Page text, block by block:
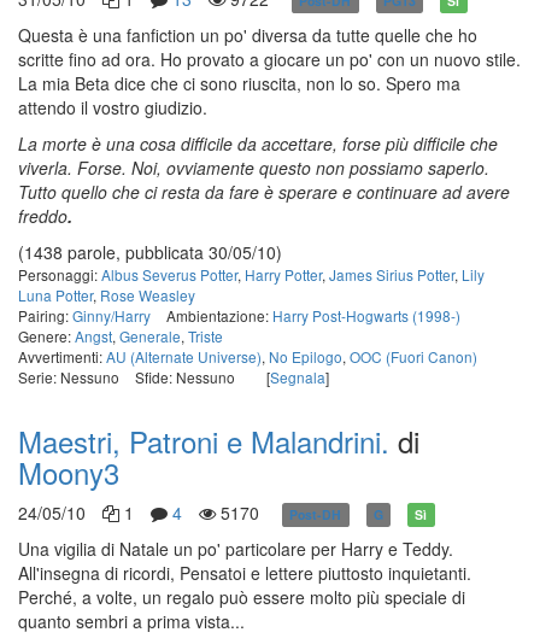
Questa è una fanfiction un po' diversa da tutte quelle che ho
scritte fino ad ora. Ho provato a giocare un po' con un nuovo stile.
La mia Beta dice che ci sono riuscita, non lo so. Spero ma
attendo il vostro giudizio.
La morte è una cosa difficile da accettare, forse più difficile che
viverla. Forse. Noi, ovviamente questo non possiamo saperlo.
Tutto quello che ci resta da fare è sperare e continuare ad avere
freddo.
(1438 parole, pubblicata 30/05/10)
Personaggi:Albus Severus Potter, Harry Potter, James Sirius Potter, Lily
Luna Potter, Rose Weasley
Pairing:Ginny/Harry Ambientazione: Harry Post-Hogwarts (1998-)
Genere:Angst, Generale, Triste
Avvertimenti:AU (Alternate Universe), No Epilogo, OOC (Fuori Canon)
Serie: Nessuno
Sfide: Nessuno [Segnala]
Maestri, Patroni e Malandrini. di
Moony3
24/05/10 1 4 5170 Post-DH G Sì
Una vigilia di Natale un po' particolare per Harry e Teddy.
All'insegna di ricordi, Pensatoi e lettere piuttosto inquietanti.
Perché, a volte, un regalo può essere molto più speciale di
quanto sembri a prima vista...